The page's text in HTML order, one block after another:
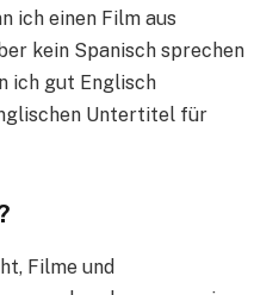
ich einen Film aus
kein Spanisch sprechen
ich gut Englisch
Untertitel für
Filme und